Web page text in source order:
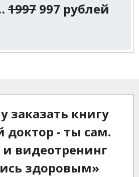
1997 997 рублей
заказать книгу
- ты сам.
и видеотренинг
здоровым»